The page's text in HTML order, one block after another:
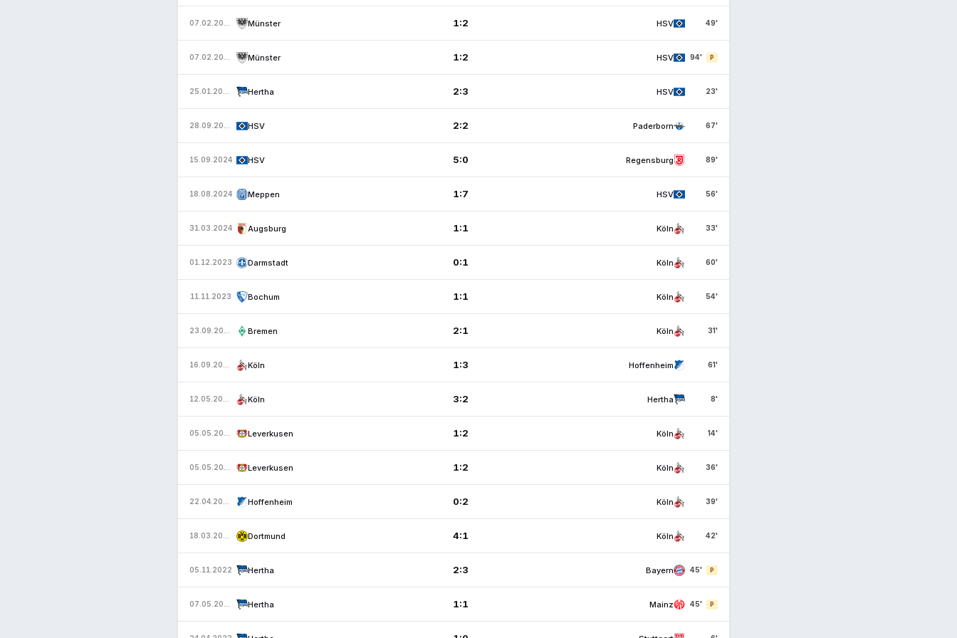
Münster 1:2 HSV 49'
Münster 1:2 HSV 94' P
Hertha 2:3 HSV 23'
HSV 2:2 Paderborn 67'
15.09.2024 HSV 5:0 Regensburg 89'
18.08.2024 Meppen 1:7 HSV 56'
31.03.2024 Augsburg 1:1 Köln 33'
01.12.2023 Darmstadt 0:1 Köln 60'
11.11.2023 Bochum 1:1 Köln 54'
Bremen 2:1 Köln 31'
Köln 1:3 Hoffenheim 61'
Köln 3:2 Hertha 8'
Leverkusen 1:2 Köln 14'
Leverkusen 1:2 Köln 36'
Hoffenheim 0:2 Köln 39'
Dortmund 4:1 Köln 42'
05.11.2022 Hertha 2:3 Bayern 45' P
Hertha 1:1 Mainz 45' P